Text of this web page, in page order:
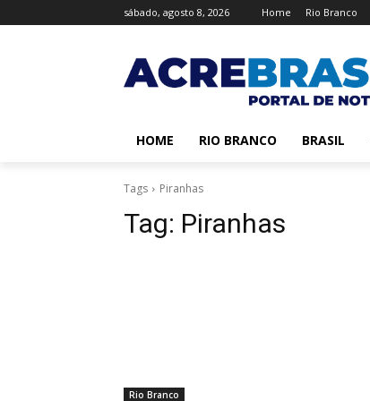
sábado, agosto 8, 2026 Home Rio Branco
HOME RIO BRANCO BRASIL
Tags Piranhas
Tag: Piranhas
Rio Branco